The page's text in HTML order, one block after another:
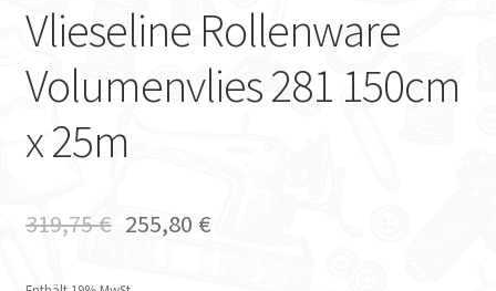
Vlieseline Rollenware
Volumenvlies 281 150cm
x 25m
319,75€ 255,80 €